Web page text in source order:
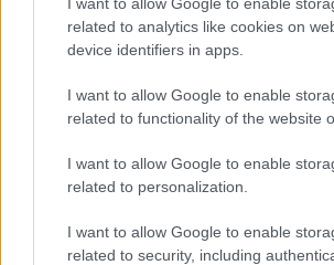
related to analytics like cookies on
device identifiers in apps.
I want to allow Google to enable
related to functionality of the website
I want to allow Google to enable
related to personalization.
I want to allow Google to enable
related to security, including
Mi spiace doverlo ammettere, ma
cui si è cacciato, e ci ha cacciato
di Hormuz, Donald Trump
è
Flaiano.